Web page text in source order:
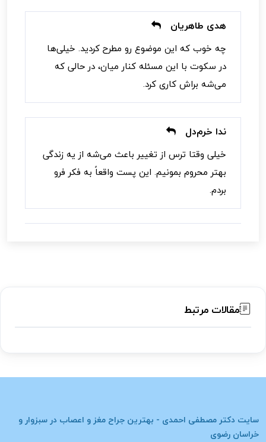
هدی طاهریان
چه خوب که این موضوع رو مطرح کردید. خیلی‌ها
در سکوت با این مسئله کنار میان، در حالی‌ که
می‌شه براش کاری کرد.
ندا خرم‌دل
خیلی وقتا ترس از تغییر باعث می‌شه از یه زندگی
بهتر محروم بمونیم. این پست واقعاً به فکر فرو
بردم.
مقالات مرتبط
سایت دکتر مصطفی احمدی - بهترین جراح مغز و اعصاب در سبزوار و
خراسان رضوی